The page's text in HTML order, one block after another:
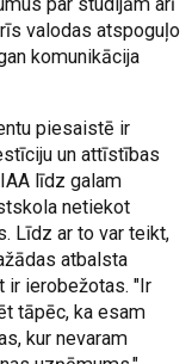
valodas atspoguļo
komunikācija
piesaistē ir
un attīstības
līdz galam
netiekot
Līdz ar to var teikt,
atbalsta
ir ierobežotas. "Ir
tāpēc, ka esam
kur nevaram